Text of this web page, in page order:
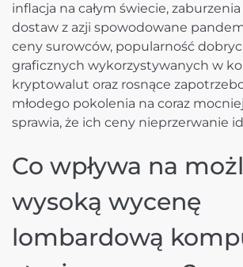
inflacja na całym świecie,
dostaw z azji spowodowane
ceny surowców, popularność
graficznych wykorzystywanych w
kryptowalut oraz rosnące
młodego pokolenia na coraz
sprawia, że ich ceny nieprzerwanie
Co wpływa na
wysoką wycenę
lombardową